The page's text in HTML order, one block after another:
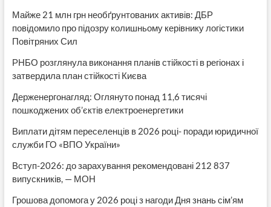
Майже 21 млн грн необґрунтованих активів: ДБР
повідомило про підозру колишньому керівнику логістики
Повітряних Сил
РНБО розглянула виконання планів стійкості в регіонах і
затвердила план стійкості Києва
Держенергонагляд: Оглянуто понад 11,6 тисячі
пошкоджених об’єктів електроенергетики
Виплати дітям переселенців в 2026 році- поради юридичної
служби ГО «ВПО України»
Вступ-2026: до зарахування рекомендовані 212 837
випускників, — МОН
Грошова допомога у 2026 році з нагоди Дня знань сім’ям